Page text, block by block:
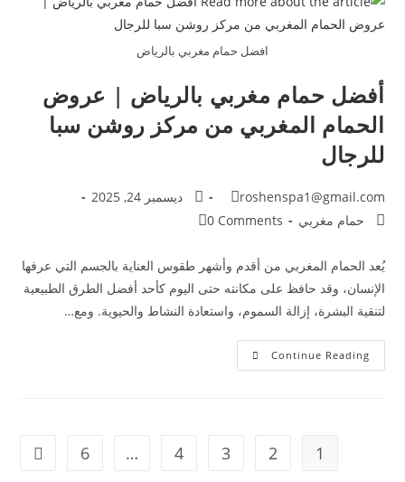
افضل حمام مغربي بالرياض
أفضل حمام مغربي بالرياض | عروض
الحمام المغربي من مركز روشن سبا
للرجال
roshenspa1@gmail.com
ديسمبر 24, 2025
حمام مغربي
0 Comments
يُعد الحمام المغربي من أقدم وأشهر طقوس العناية بالجسم التي عرفها
الإنسان، وقد حافظ على مكانته حتى اليوم كأحد أفضل الطرق الطبيعية
لتنقية البشرة، إزالة السموم، واستعادة النشاط والحيوية. ومع…
Continue Reading
1
2
3
4
…
6